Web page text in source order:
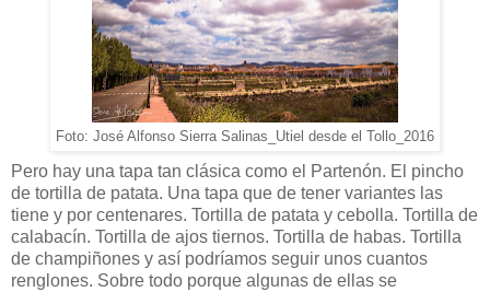
Foto: José Alfonso Sierra Salinas_Utiel desde el Tollo_2016
Pero hay una tapa tan clásica como el Partenón. El pincho
de tortilla de patata. Una tapa que de tener variantes las
tiene y por centenares. Tortilla de patata y cebolla. Tortilla de
calabacín. Tortilla de ajos tiernos. Tortilla de habas. Tortilla
de champiñones y así podríamos seguir unos cuantos
renglones. Sobre todo porque algunas de ellas se